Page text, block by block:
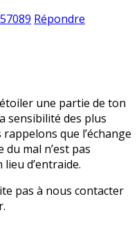
Répondre
une partie de ton
sensibilité des plus
que l’échange
mal n’est pas
d’entraide.
pas à nous contacter